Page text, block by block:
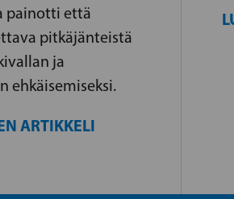
painotti että
pitkäjänteistä
ja
ehkäisemiseksi.
ARTIKKELI